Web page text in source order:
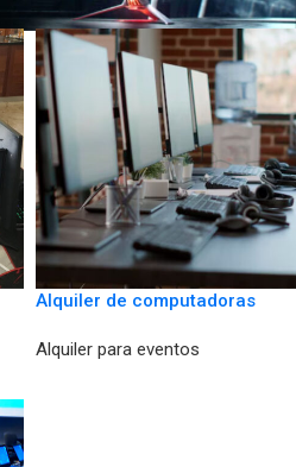
Alquiler de computadoras
Alquiler para eventos